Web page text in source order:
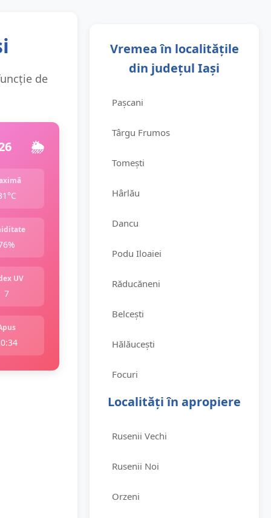
de
🌦️
UV
7
Vremea în localitățile
din județul Iași
Pașcani
Târgu Frumos
Tomești
Hârlău
Dancu
Podu Iloaiei
Răducăneni
Belcești
Hălăucești
Focuri
Localități în apropiere
Rusenii Vechi
Rusenii Noi
Orzeni